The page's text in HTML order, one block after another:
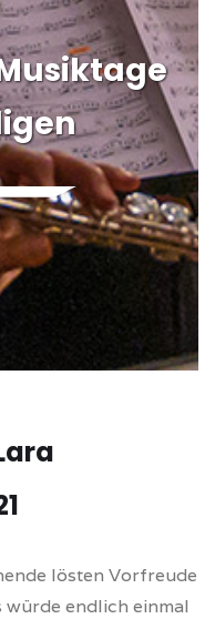
lösten Vorfreude
würde endlich einmal